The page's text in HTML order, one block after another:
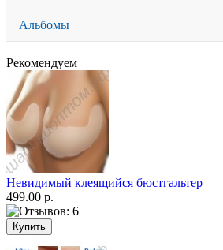
Альбомы
Рекомендуем
Невидимый клеящийся бюстгальтер
499.00 р.